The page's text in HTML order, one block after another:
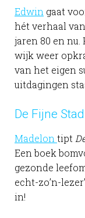
Edwin gaat
hét verhaal
jaren 80 en
wijk weer
van het eigen
uitdagingen
De Fijne Stad
Madelon tipt
Een boek
gezonde
echt-zo’n-
in!